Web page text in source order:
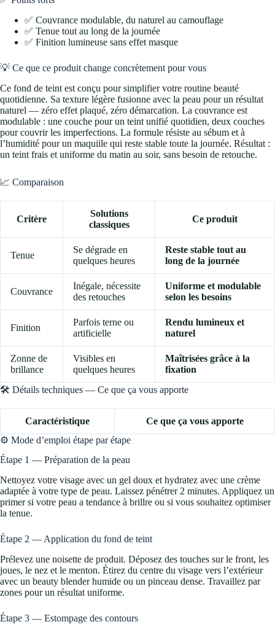
✅ Couvrance modulable, du naturel au camouflage
✅ Tenue tout au long de la journée
✅ Finition lumineuse sans effet masque
💡 Ce que ce produit change concrètement pour vous
Ce fond de teint est conçu pour simplifier votre routine beauté
quotidienne. Sa texture légère fusionne avec la peau pour un résultat
naturel — zéro effet plaqué, zéro démarcation. La couvrance est
modulable : une couche pour un teint unifié quotidien, deux couches
pour couvrir les imperfections. La formule résiste au sébum et à
l’humidité pour un maquiile qui reste stable toute la journée. Résultat :
un teint frais et uniforme du matin au soir, sans besoin de retouche.
📈 Comparaison
Critère
Solutions
classiques
Ce produit
Tenue
Se dégrade en
quelques heures
Reste stable tout au
long de la journée
Couvrance
Inégale, nécessite
des retouches
Uniforme et modulable
selon les besoins
Finition
Parfois terne ou
artificielle
Rendu lumineux et
naturel
Zonne de
brillance
Visibles en
quelques heures
Maîtrisées grâce à la
fixation
🛠️ Détails techniques — Ce que ça vous apporte
Caractéristique
Ce que ça vous apporte
⚙️ Mode d’emploi étape par étape
Étape 1 — Préparation de la peau
Nettoyez votre visage avec un gel doux et hydratez avec une crème
adaptée à votre type de peau. Laissez pénétrer 2 minutes. Appliquez un
primer si votre peau a tendance à brillre ou si vous souhaitez optimiser
la tenue.
Étape 2 — Application du fond de teint
Prélevez une noisette de produit. Déposez des touches sur le front, les
joues, le nez et le menton. Étirez du centre du visage vers l’extérieur
avec un beauty blender humide ou un pinceau dense. Travaillez par
zones pour un résultat uniforme.
Étape 3 — Estompage des contours